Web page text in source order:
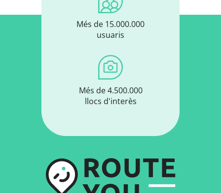
Més de 15.000.000
usuaris
Més de 4.500.000
llocs d'interès